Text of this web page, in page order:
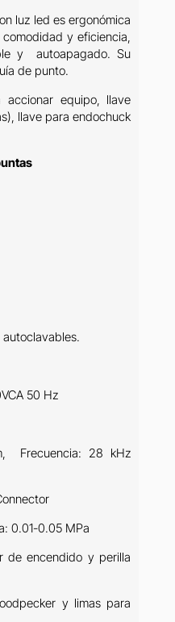
luz led es ergonómica
y eficiencia,
y autoapagado. Su
de punto.
accionar equipo, llave
llave para endochuck
50 Hz
Frecuencia: 28 kHz
0.01-0.05 MPa
de encendido y perilla
y limas para